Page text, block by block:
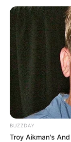
BUZZDAY
Troy Aikman's